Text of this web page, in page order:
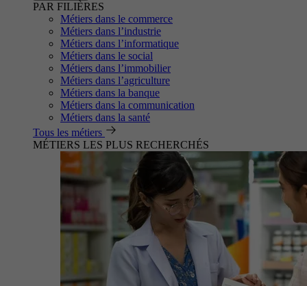
PAR FILIÈRES
Métiers dans le commerce
Métiers dans l’industrie
Métiers dans l’informatique
Métiers dans le social
Métiers dans l’immobilier
Métiers dans l’agriculture
Métiers dans la banque
Métiers dans la communication
Métiers dans la santé
Tous les métiers
MÉTIERS LES PLUS RECHERCHÉS